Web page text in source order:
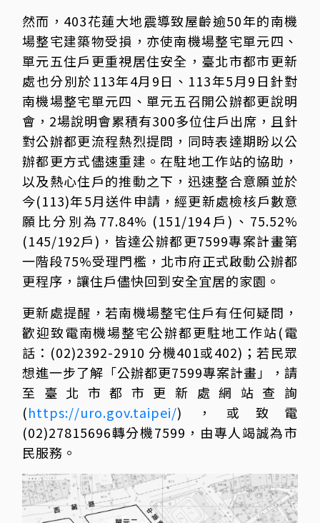
然而，403花蓮大地震導致屋齡逾50年的南機
場整宅建築物受損，亦使南機場整宅單元四、
單元五住戶更重視居住安全，臺北市都市更新
處也分別於113年4月9日、113年5月9日針對
南機場整宅單元四、單元五召開公辦都更說明
會，2場說明會累積有300多位住戶出席，且針
對公辦都更流程熱烈提問，同時表達期盼以公
辦都更方式儘速重建。在駐地工作站的協助，
以及熱心住戶的推動之下，迅速整合意願並於
今(113)年5月送件申請，經更新處檢核戶數意
願比分別為77.84% (151/194戶)、75.52%
(145/192戶)，皆達公辦都更7599專案計畫第
一階段75%受理門檻，北市府正式啟動公辦都
更程序，讓住戶儘快回到安全宜居的家園。
更新處提醒，若南機場整宅住戶有任何疑問，
歡迎致電南機場整宅公辦都更駐地工作站(電
話：(02)2392-2910 分機401或402)；若民眾
想進一步了解「公辦都更7599專案計畫」，請
至臺北市都市更新處網站查詢
(https://uro.gov.taipei/)，或致電
(02)27815696轉分機7599，由專人竭誠為市
民服務。